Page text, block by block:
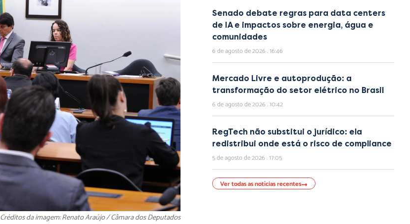
Créditos da imagem: Renato Araújo / Câmara dos Deputados
Senado debate regras para data centers
de IA e impactos sobre energia, água e
comunidades
6 de agosto de 2026 16:46
Mercado Livre e autoprodução: a
transformação do setor elétrico no Brasil
6 de agosto de 2026 10:42
RegTech não substitui o jurídico: ela
redistribui onde está o risco de compliance
5 de agosto de 2026 17:05
Ver todas as notícias recentes